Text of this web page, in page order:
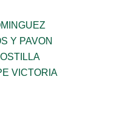
Y PAVON
VICTORIA